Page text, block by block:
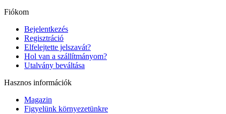
Fiókom
Bejelentkezés
Regisztráció
Elfelejtette jelszavát?
Hol van a szállítmányom?
Utalvány beváltása
Hasznos információk
Magazin
Figyelünk környezetünkre